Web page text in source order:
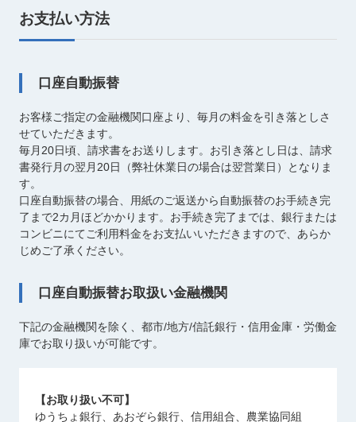
お支払い方法
口座自動振替
お客様ご指定の金融機関口座より、毎月の料金を引き落としさ
せていただきます。
毎月20日頃、請求書をお送りします。お引き落とし日は、請求
書発行月の翌月20日（弊社休業日の場合は翌営業日）となりま
す。
口座自動振替の場合、用紙のご返送から自動振替のお手続き完
了まで2カ月ほどかかります。お手続き完了までは、銀行または
コンビニにてご利用料金をお支払いいただきますので、あらか
じめご了承ください。
口座自動振替お取扱い金融機関
下記の金融機関を除く、都市/地方/信託銀行・信用金庫・労働金
庫でお取り扱いが可能です。
【お取り扱い不可】
ゆうちょ銀行、あおぞら銀行、信用組合、農業協同組